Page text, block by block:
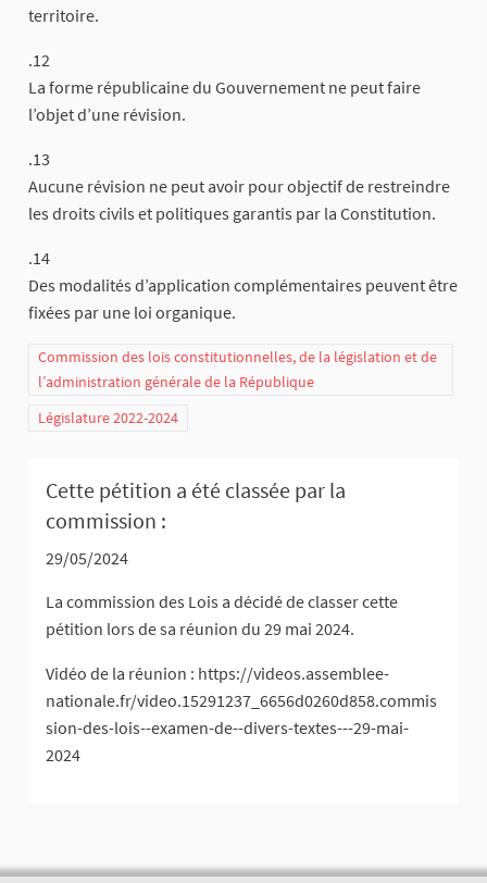
territoire.
.12
La forme républicaine du Gouvernement ne peut faire
l’objet d’une révision.
.13
Aucune révision ne peut avoir pour objectif de restreindre
les droits civils et politiques garantis par la Constitution.
.14
Des modalités d’application complémentaires peuvent être
fixées par une loi organique.
Commission des lois constitutionnelles, de la législation et de
l’administration générale de la République
Législature 2022-2024
Cette pétition a été classée par la
commission :
29/05/2024
La commission des Lois a décidé de classer cette
pétition lors de sa réunion du 29 mai 2024.
Vidéo de la réunion : https://videos.assemblee-
nationale.fr/video.15291237_6656d0260d858.commis
sion-des-lois--examen-de--divers-textes---29-mai-
2024